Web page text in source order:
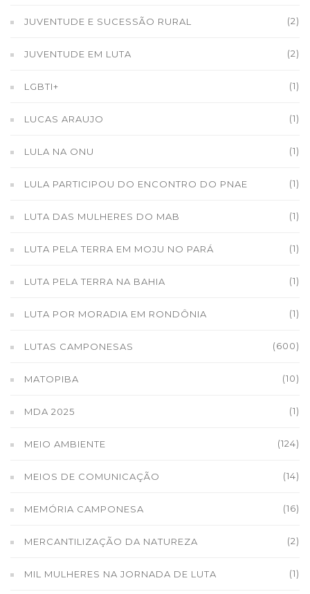
JUVENTUDE E SUCESSÃO RURAL (2)
JUVENTUDE EM LUTA (2)
LGBTI+ (1)
LUCAS ARAUJO (1)
LULA NA ONU (1)
LULA PARTICIPOU DO ENCONTRO DO PNAE (1)
LUTA DAS MULHERES DO MAB (1)
LUTA PELA TERRA EM MOJU NO PARÁ (1)
LUTA PELA TERRA NA BAHIA (1)
LUTA POR MORADIA EM RONDÔNIA (1)
LUTAS CAMPONESAS (600)
MATOPIBA (10)
MDA 2025 (1)
MEIO AMBIENTE (124)
MEIOS DE COMUNICAÇÃO (14)
MEMÓRIA CAMPONESA (16)
MERCANTILIZAÇÃO DA NATUREZA (2)
MIL MULHERES NA JORNADA DE LUTA (1)